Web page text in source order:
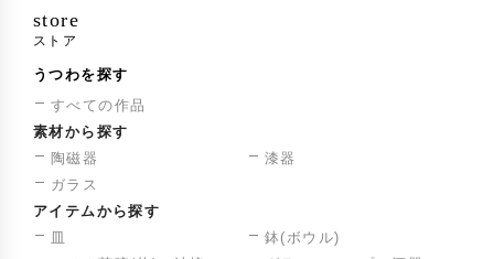
store
ストア
うつわを探す
すべての作品
素材から探す
陶磁器
漆器
ガラス
アイテムから探す
皿
鉢(ボウル)